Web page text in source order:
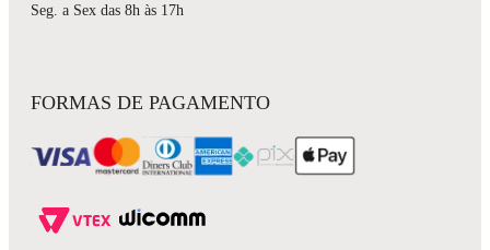
Seg. a Sex das 8h às 17h
FORMAS DE PAGAMENTO